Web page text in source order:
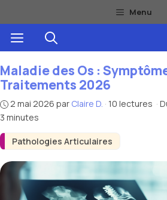
au
contenu
Menu
Menu
Pathologies Articulaires
Maladie des Os :
Traitements 2026
2 mai 2026 par Claire D. · 10 lectures ·
3 minutes